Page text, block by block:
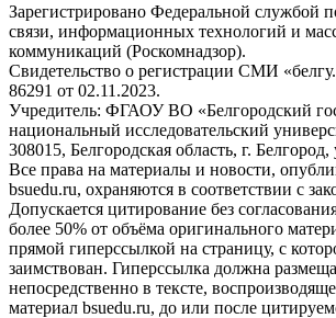
Зарегистрировано Федеральной службой
связи, информационных технологий и
коммуникаций (Роскомнадзор).
Свидетельство о регистрации СМИ
86291 от 02.11.2023.
Учредитель: ФГАОУ ВО «Белгородский
национальный исследовательский
308015, Белгородская область, г.
Все права на материалы и новости,
bsuedu.ru, охраняются в соответствии с
Допускается цитирование без
более 50% от объёма оригинального
прямой гиперссылкой на страницу, с
заимствован. Гиперссылка должна
непосредственно в тексте,
материал bsuedu.ru, до или после